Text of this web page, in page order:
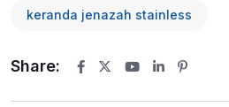
keranda jenazah stainless
Share:
Youtube
LinkedIn